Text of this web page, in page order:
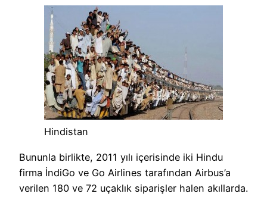
Hindistan
Bununla birlikte, 2011 yılı içerisinde iki Hindu
firma İndiGo ve Go Airlines tarafından Airbus’a
verilen 180 ve 72 uçaklık siparişler halen akıllarda.